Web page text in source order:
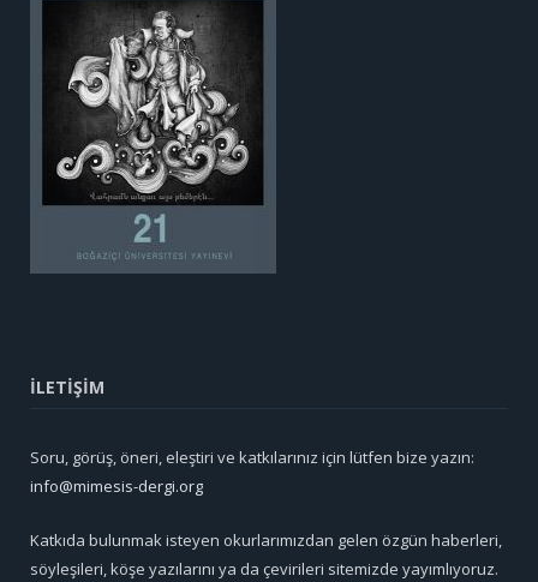
İLETİŞİM
Soru, görüş, öneri, eleştiri ve katkılarınız için lütfen bize yazın:
info@mimesis-dergi.org
Katkıda bulunmak isteyen okurlarımızdan gelen özgün haberleri,
söyleşileri, köşe yazılarını ya da çevirileri sitemizde yayımlıyoruz.